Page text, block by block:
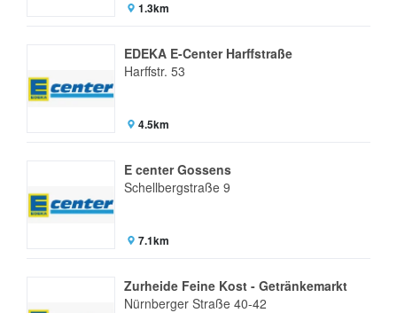
1.3km
EDEKA E-Center Harffstraße
Harffstr. 53
4.5km
E center Gossens
Schellbergstraße 9
7.1km
Zurheide Feine Kost - Getränkemarkt
Nürnberger Straße 40-42